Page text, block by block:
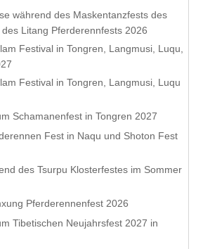
während des Maskentanzfests des
Litang Pferderennfests 2026
Festival in Tongren, Langmusi, Luqu,
Festival in Tongren, Langmusi, Luqu
Schamanenfest in Tongren 2027
Fest in Naqu und Shoton Fest
des Tsurpu Klosterfestes im Sommer
Pferderennenfest 2026
Tibetischen Neujahrsfest 2027 in